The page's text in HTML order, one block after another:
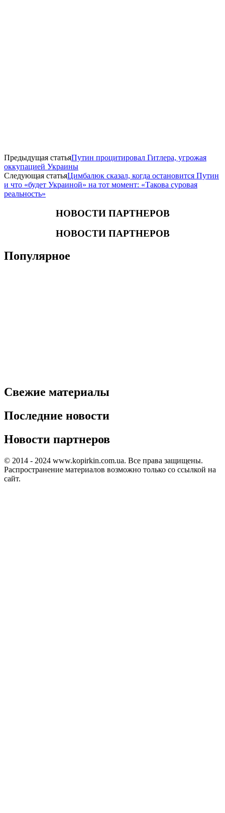
Предыдущая статьяПутин процитировал Гитлера, угрожая
оккупацией Украины
Следующая статьяЦимбалюк сказал, когда остановится Путин
и что «будет Украиной» на тот момент: «Такова суровая
реальность»
НОВОСТИ ПАРТНЕРОВ
НОВОСТИ ПАРТНЕРОВ
Популярное
Свежие материалы
Последние новости
Новости партнеров
© 2014 - 2024 www.kopirkin.com.ua. Все права защищены.
Распространение материалов возможно только со ссылкой на
сайт.